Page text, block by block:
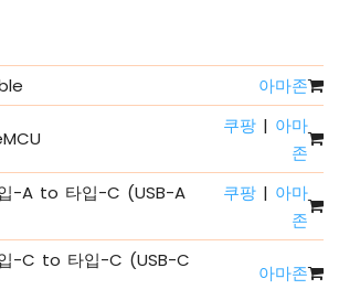
아마존
쿠팡 | 아마
존
-A to 타입-C (USB-A
쿠팡 | 아마
존
-C to 타입-C (USB-C
아마존